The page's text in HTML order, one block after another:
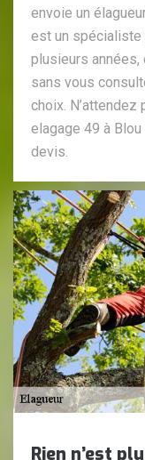
envoie un
est un spécialiste
plusieurs années,
sans vous
choix.
elagage 49 à
devis.
Rien n’est